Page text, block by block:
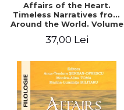
Affairs of the Heart.
Timeless Narratives from
Around the World. Volume
37,00 Lei